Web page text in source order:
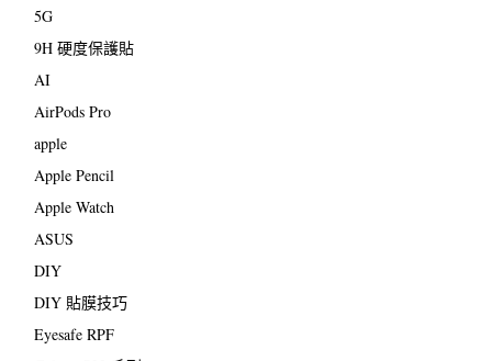
5G
9H 硬度保護貼
AI
AirPods Pro
apple
Apple Pencil
Apple Watch
ASUS
DIY
DIY 貼膜技巧
Eyesafe RPF